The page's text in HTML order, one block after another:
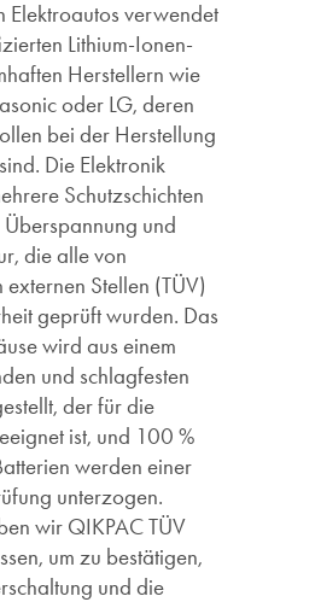
Elektroautos verwendet
Lithium-Ionen-
Herstellern wie
oder LG, deren
bei der Herstellung
Die Elektronik
Schutzschichten
und
die alle von
Stellen (TÜV)
geprüft wurden. Das
wird aus einem
und schlagfesten
der für die
ist, und 100 %
werden einer
unterzogen.
wir QIKPAC TÜV
um zu bestätigen,
und die